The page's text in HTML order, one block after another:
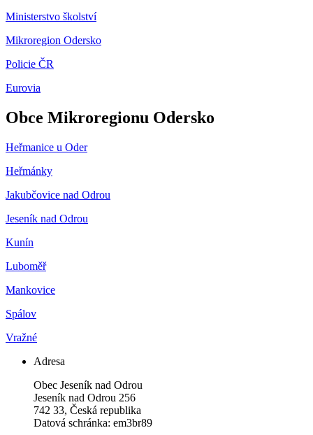
Ministerstvo školství
Mikroregion Odersko
Policie ČR
Eurovia
Obce Mikroregionu Odersko
Heřmanice u Oder
Heřmánky
Jakubčovice nad Odrou
Jeseník nad Odrou
Kunín
Luboměř
Mankovice
Spálov
Vražné
Adresa
Obec Jeseník nad Odrou
Jeseník nad Odrou 256
742 33, Česká republika
Datová schránka: em3br89